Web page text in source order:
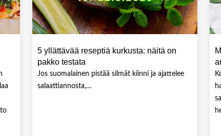
5 yllättävää reseptiä kurkusta: näitä on
pakko testata
Jos suomalainen pistää silmät kiinni ja ajattelee
salaattiannosta,…